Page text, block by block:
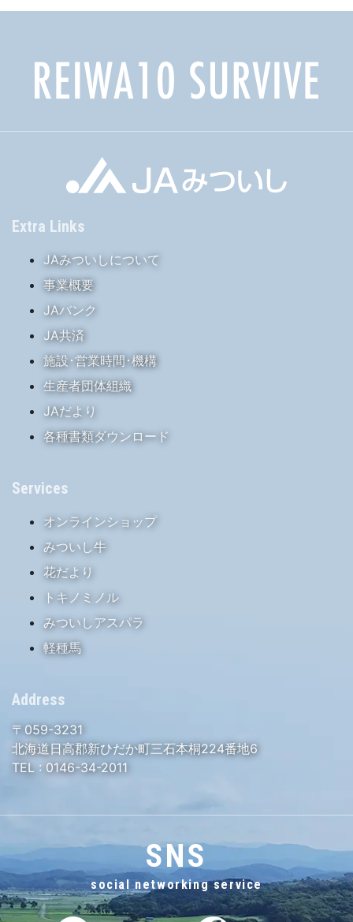
Extra Links
JAみついしについて
事業概要
JAバンク
JA共済
施設･営業時間･機構
生産者団体組織
JAだより
各種書類ダウンロード
Services
オンラインショップ
みついし牛
花だより
トキノミノル
みついしアスパラ
軽種馬
Address
〒059-3231
北海道日高郡新ひだか町三石本桐224番地6
TEL : 0146-34-2011
SNS
social networking service